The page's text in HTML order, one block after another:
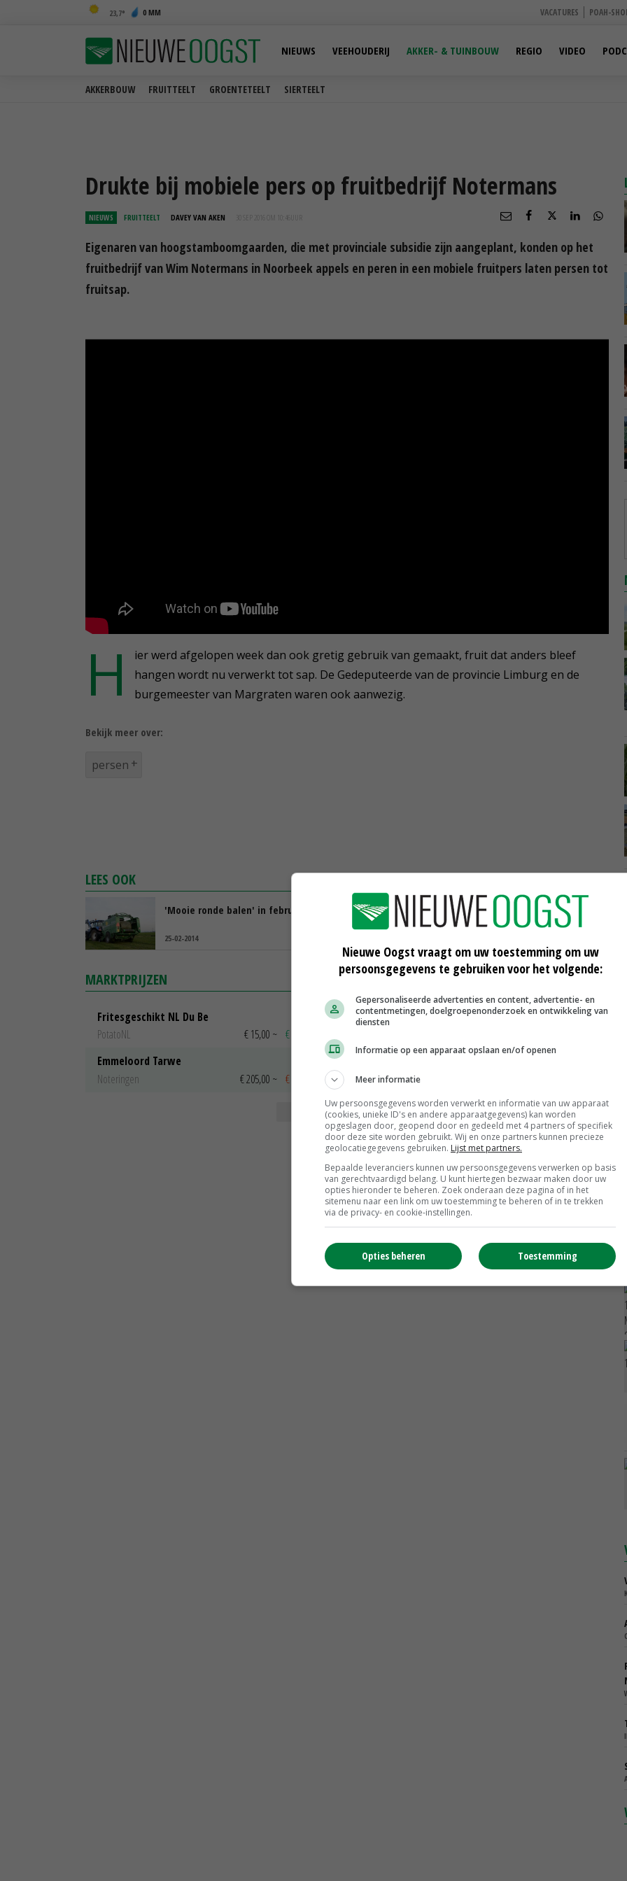
23,7 0 MM VACATURES POAH-
AKKERBOUW FRUITTEELT GROENTETEELT SIERTEELT
NIEUWS VEEHOUDERIJ AKKER- & TUINBOUW REGIO VIDEO
Drukte bij mobiele pers op fruitbedrijf Notermans
NIEUWS FRUITTEELT DAVEY VAN AKEN 30 SEP 2016 OM 10:46
Eigenaren van hoogstamboomgaarden, die met provinciale subsidie zijn aangeplant, konden op het
fruitbedrijf van Wim Notermans in Noorbeek appels en peren in een mobiele fruitpers laten persen tot
fruitsap.
H
ier werd afgelopen week dan ook gretig gebruik van gemaakt, fruit dat anders bleef
hangen wordt nu verwerkt tot sap. De Gedeputeerde van de provincie Limburg en de
burgemeester van Margraten waren ook aanwezig.
Bekijk meer over:
persen
LEES OOK
'Mooie ronde balen' in februari
25-02-2014
Loonbedrijf Oudwoude perst erg
vroeg
MARKTPRIJZEN
Fritesgeschikt NL Du Be
PotatoNL
€ 15,00 ~ € 23,00
Emmeloord Tarwe
Noteringen
€ 205,00 ~ € 208,00
Emmeloord Schaaltjespeen
Bintje Info
MEER MARKTPRIJZEN
Nieuwe Oogst vraagt om uw toestemming om uw
persoonsgegevens te gebruiken voor het volgende:
Gepersonaliseerde advertenties en content, advertentie- en
contentmetingen, doelgroepenonderzoek en ontwikkeling van
diensten
Informatie op een apparaat opslaan en/of openen
Meer informatie
Uw persoonsgegevens worden verwerkt en informatie van uw apparaat
(cookies, unieke ID's en andere apparaatgegevens) kan worden
opgeslagen door, geopend door en gedeeld met 4 partners of specifiek
door deze site worden gebruikt. Wij en onze partners kunnen precieze
geolocatiegegevens gebruiken. Lijst met partners.
Bepaalde leveranciers kunnen uw persoonsgegevens verwerken op basis
van gerechtvaardigd belang. U kunt hiertegen bezwaar maken door uw
opties hieronder te beheren. Zoek onderaan deze pagina of in het
sitemenu naar een link om uw toestemming te beheren of in te trekken
via de privacy- en cookie-instellingen.
Toestemming
Opties beheren